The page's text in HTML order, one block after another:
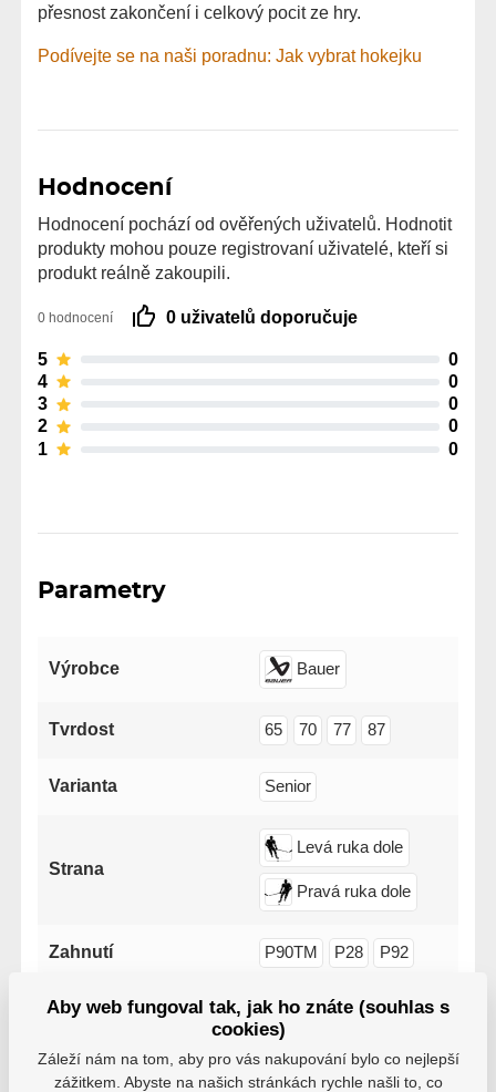
přesnost zakončení i celkový pocit ze hry.
Podívejte se na naši poradnu: Jak vybrat hokejku
Hodnocení
Hodnocení pochází od ověřených uživatelů. Hodnotit
produkty mohou pouze registrovaní uživatelé, kteří si
produkt reálně zakoupili.
0 hodnocení 0 uživatelů doporučuje
5
0
4
0
3
0
2
0
1
0
Parametry
Výrobce Bauer
Tvrdost 65 70 77 87
Varianta Senior
Strana
Levá ruka dole
Pravá ruka dole
Zahnutí P90TM P28 P92
Řada Vapor
Délka Hokejky 157 cm 152 cm
Aby web fungoval tak, jak ho znáte (souhlas s
cookies)
Záleží nám na tom, aby pro vás nakupování bylo co nejlepší
zážitkem. Abyste na našich stránkách rychle našli to, co